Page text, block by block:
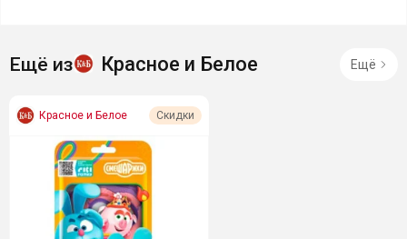
Ещё из Красное и Белое Ещё
Красное и Белое Скидки